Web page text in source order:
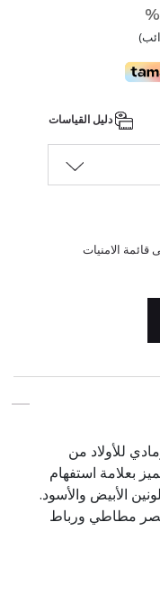
الامنيات
للأولاد من
بعلامة استفهام
الأبيض والأسود.
مطاطي ورباط